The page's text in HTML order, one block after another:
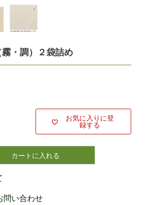
・調）２袋詰め
お気に入りに登
録する
カートに入れる
問い合わせ